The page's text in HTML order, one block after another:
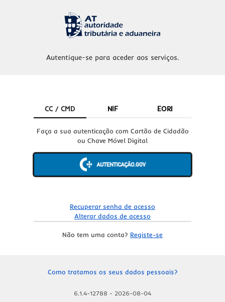
Autentique-se para aceder aos serviços.
CC / CMD NIF EORI
Faça a sua autenticação com Cartão de Cidadão
ou Chave Móvel Digital
Recuperar senha de acesso
Alterar dados de acesso
Não tem uma conta? Registe-se
Como tratamos os seus dados pessoais?
6.1.4-12788 - 2026-08-04